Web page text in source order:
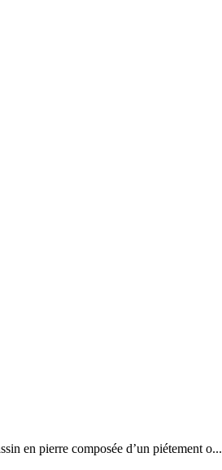
en pierre composée d’un piétement o...